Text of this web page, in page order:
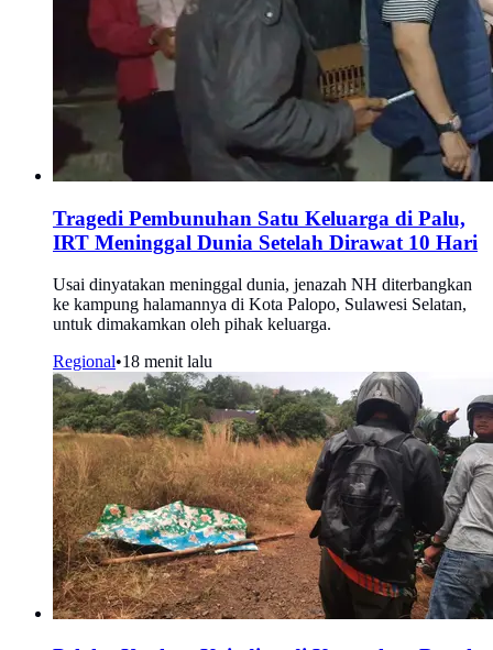
Tragedi Pembunuhan Satu Keluarga di Palu,
IRT Meninggal Dunia Setelah Dirawat 10 Hari
Usai dinyatakan meninggal dunia, jenazah NH diterbangkan
ke kampung halamannya di Kota Palopo, Sulawesi Selatan,
untuk dimakamkan oleh pihak keluarga.
Regional•18 menit lalu